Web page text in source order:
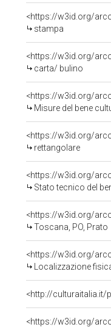
<https://w3id.org/
stampa
<https://w3id.org/
carta/ bulino
<https://w3id.org/
Misure del bene
<https://w3id.org/
rettangolare
<https://w3id.org/
Stato tecnico del
<https://w3id.org/
Toscana, PO, Prato
<https://w3id.org/
Localizzazione
<http://
<https://w3id.org/